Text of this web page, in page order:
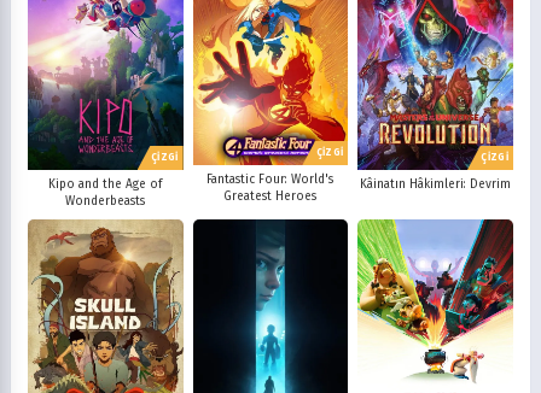
ÇİZGİ
Kipo and the Age of
Wonderbeasts
ÇİZGİ
Fantastic Four: World's
Greatest Heroes
ÇİZGİ
Kâinatın Hâkimleri: Devrim